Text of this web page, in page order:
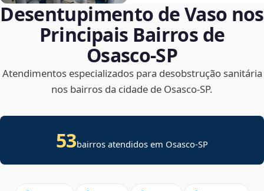
Desentupimento de Vaso nos
Principais Bairros de
Osasco‑SP
Atendimentos especializados para desobstrução sanitária
nos bairros da cidade de Osasco‑SP.
53bairros atendidos em Osasco-SP